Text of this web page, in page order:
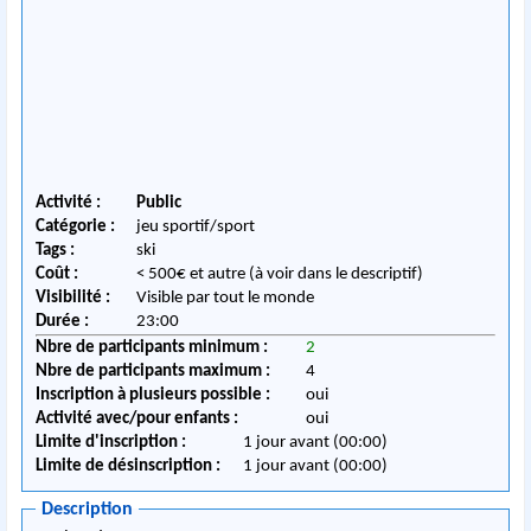
Activité :
Public
Catégorie :
jeu sportif/sport
Tags :
ski
Coût :
< 500€ et autre (à voir dans le descriptif)
Visibilité :
Visible par tout le monde
Durée :
23:00
Nbre de participants minimum :
2
Nbre de participants maximum :
4
Inscription à plusieurs possible :
oui
Activité avec/pour enfants :
oui
Limite d'inscription :
1 jour avant (00:00)
Limite de désinscription :
1 jour avant (00:00)
Description